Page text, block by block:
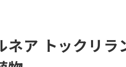
ネア トックリ